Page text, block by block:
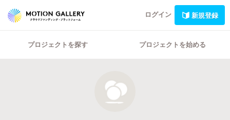
ログイン 新規登録
プロジェクトを探す プロジェクトを始める